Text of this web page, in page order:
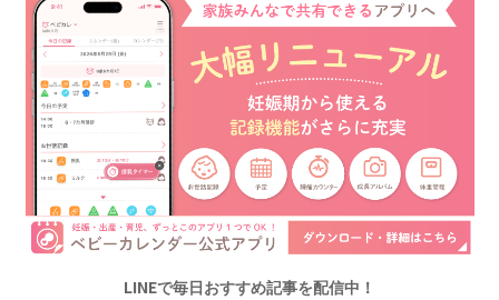
LINEで毎日おすすめ記事を配信中！